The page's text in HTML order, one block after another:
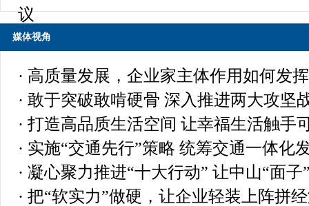
议
媒体视角
· 高质量发展，企业家主体作用如何发
· 敢于突破敢啃硬骨 深入推进两大攻坚
· 打造高品质生活空间 让幸福生活触手
· 实施“交通先行”策略 统筹交通一体化
· 凝心聚力推进“十大行动” 让中山“面子
· 把“软实力”做硬，让企业轻装上阵拼